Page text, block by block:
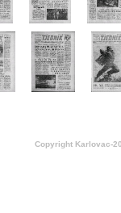
Copyright Karlovac-